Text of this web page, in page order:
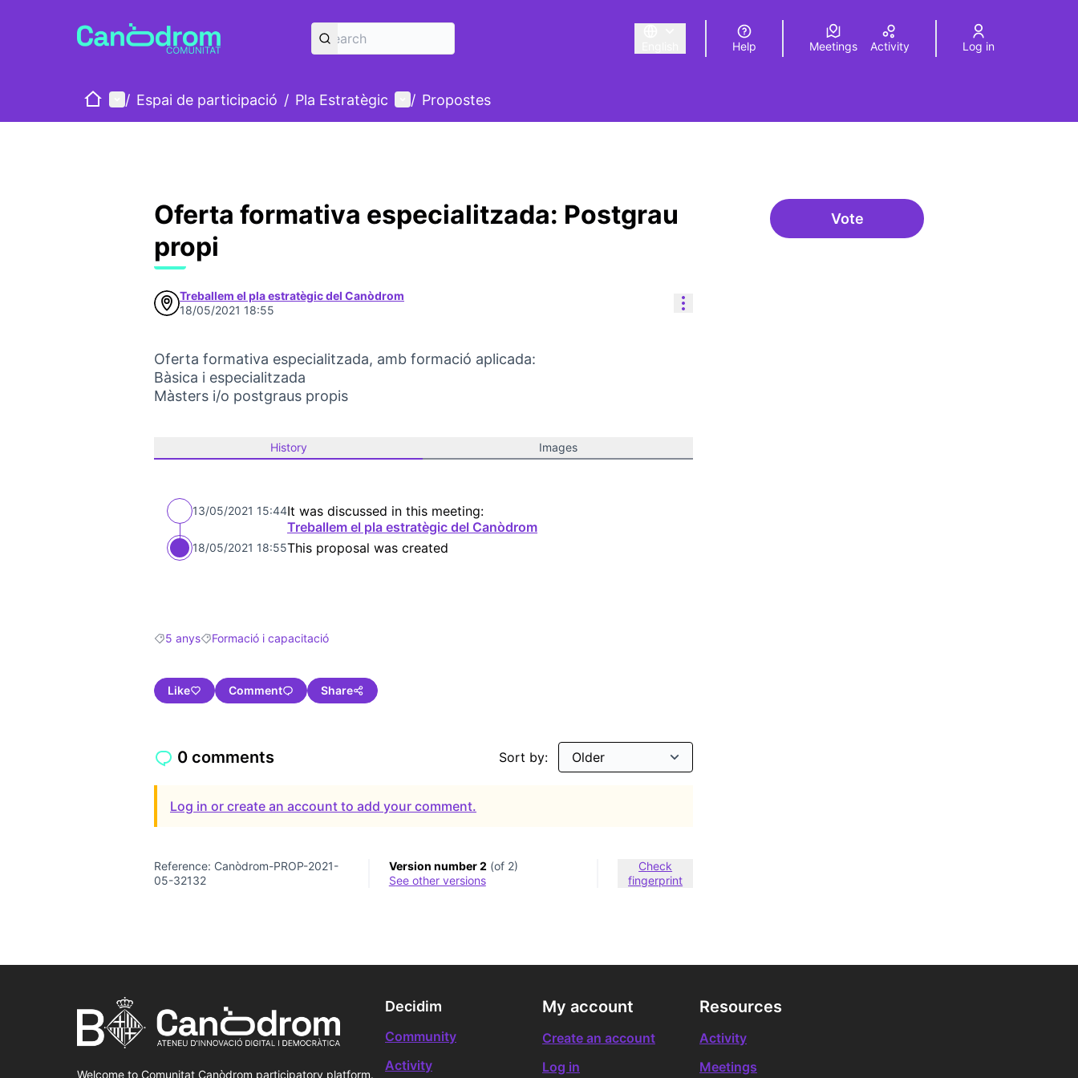
Triar la llengua Elegir el idiomaChoose language
Help Meetings Activity Log in
HomeMain menu
/ Espai de participació / Pla Estratègic User menu
/ Propostes
Oferta formativa especialitzada: Postgrau
propi
Treballem el pla estratègic del Canòdrom
18/05/2021 18:55
Resource controls
Oferta formativa especialitzada, amb formació aplicada:
Bàsica i especialitzada
Màsters i/o postgraus propis
History Images
13/05/2021 15:44It was discussed in this meeting:
Treballem el pla estratègic del Canòdrom
18/05/2021 18:55This proposal was created
Filter results for: 5 anys
5 anysFilter results for: Formació i capacitació
Formació i capacitació
Like Comment Share
VoteOferta formativa especialitzada:
0 comments Sort by:
Log in or create an account to add your comment.
Reference: Canòdrom-PROP-2021-
05-32132
Version number 2 (of 2)
see other versions
Check
fingerprint
Welcome to Comunitat Canòdrom participatory platform.
Decidim
Community
Activity
My account
Create an account
Log in
Resources
Activity
Meetings